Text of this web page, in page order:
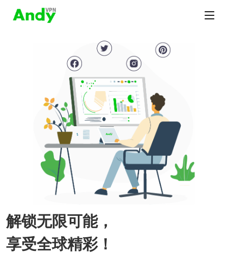
解锁无限可能，
享受全球精彩！